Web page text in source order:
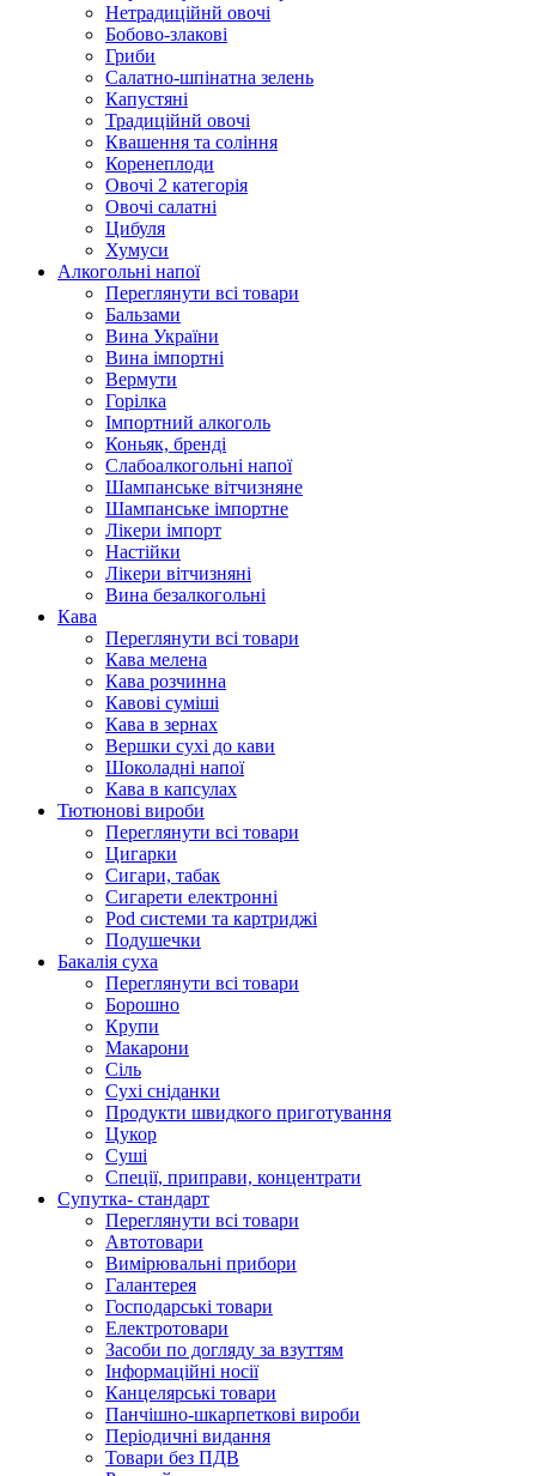
Нетрадиційнй овочі
Бобово-злакові
Гриби
Салатно-шпінатна зелень
Капустяні
Традиційнй овочі
Квашення та соління
Корeнеплоди
Овочі 2 категорія
Овочі салатні
Цибуля
Хумуси
Алкогольні напої
Переглянути всі товари
Бальзами
Вина України
Вина імпортні
Вермути
Горілка
Імпортний алкоголь
Коньяк, бренді
Слабоалкогольні напої
Шампанське вітчизняне
Шампанське імпортне
Лікери імпорт
Настійки
Лікери вітчизняні
Вина безалкогольні
Кава
Переглянути всі товари
Кава мелена
Кава розчинна
Кавові суміші
Кава в зернах
Вершки сухі до кави
Шоколадні напої
Кава в капсулах
Тютюнові вироби
Переглянути всі товари
Цигарки
Сигари, табак
Сигарети електронні
Pod системи та картриджі
Подушечки
Бакалія суха
Переглянути всі товари
Борошно
Крупи
Макарони
Сіль
Сухі сніданки
Продукти швидкого приготування
Цукор
Суші
Спеції, приправи, концентрати
Супутка- стандарт
Переглянути всі товари
Автотовари
Вимірювальні прибори
Галантерея
Господарські товари
Електротовари
Засоби по догляду за взуттям
Інформаційні носії
Канцелярські товари
Панчішно-шкарпеткові вироби
Періодичні видання
Товари без ПДВ